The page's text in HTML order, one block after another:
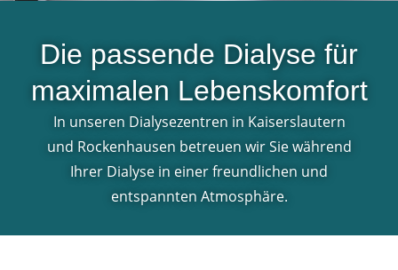
Die passende Dialyse für
maximalen Lebenskomfort
In unseren Dialysezentren in Kaiserslautern
und Rockenhausen betreuen wir Sie während
Ihrer Dialyse in einer freundlichen und
entspannten Atmosphäre.